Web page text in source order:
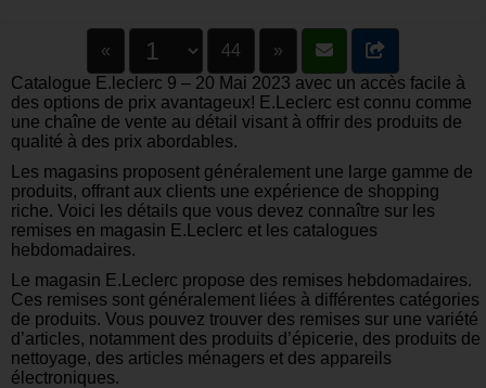
« 44
»
Catalogue E.leclerc 9 – 20 Mai 2023 avec un accès facile à
des options de prix avantageux! E.Leclerc est connu comme
une chaîne de vente au détail visant à offrir des produits de
qualité à des prix abordables.
Les magasins proposent généralement une large gamme de
produits, offrant aux clients une expérience de shopping
riche. Voici les détails que vous devez connaître sur les
remises en magasin E.Leclerc et les catalogues
hebdomadaires.
Le magasin E.Leclerc propose des remises hebdomadaires.
Ces remises sont généralement liées à différentes catégories
de produits. Vous pouvez trouver des remises sur une variété
d’articles, notamment des produits d’épicerie, des produits de
nettoyage, des articles ménagers et des appareils
électroniques.